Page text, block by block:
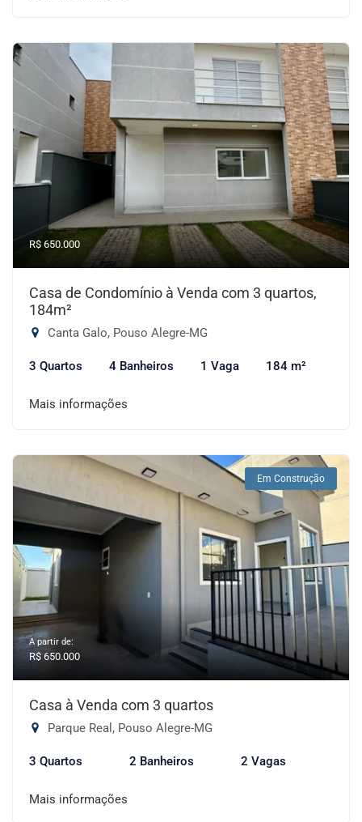
R$ 650.000
Casa de Condomínio à Venda com 3 quartos,
184m²
Canta Galo, Pouso Alegre-MG
3 Quartos 4 Banheiros 1 Vaga 184 m²
Mais informações
Em Construção
A partir de:
R$ 650.000
Casa à Venda com 3 quartos
Parque Real, Pouso Alegre-MG
3 Quartos 2 Banheiros 2 Vagas
Mais informações